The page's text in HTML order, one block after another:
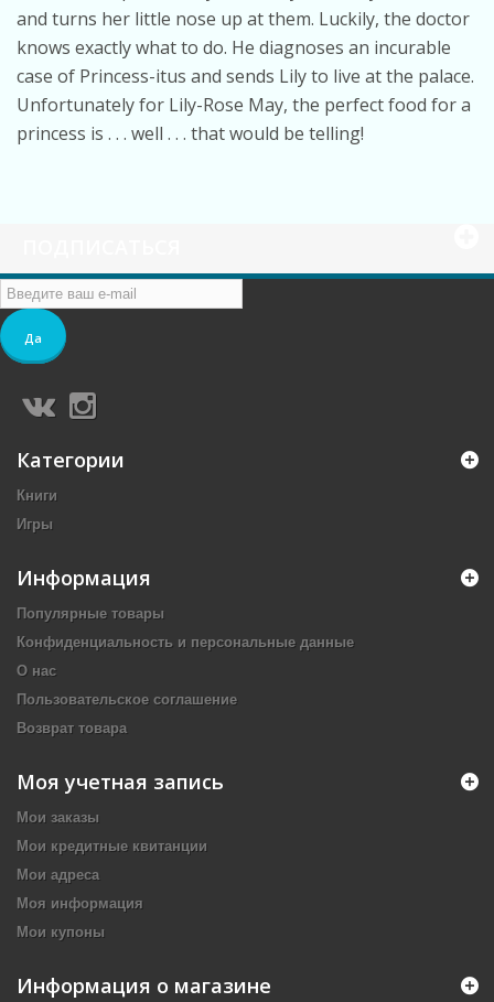
and turns her little nose up at them. Luckily, the doctor
knows exactly what to do. He diagnoses an incurable
case of Princess-itus and sends Lily to live at the palace.
Unfortunately for Lily-Rose May, the perfect food for a
princess is . . . well . . . that would be telling!
Да
Категории
Книги
Игры
Информация
Популярные товары
Конфиденциальность и персональные данные
О нас
Пользовательское соглашение
Возврат товара
Моя учетная запись
Мои заказы
Мои кредитные квитанции
Мои адреса
Моя информация
Мои купоны
Информация о магазине